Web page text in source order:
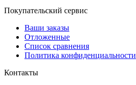
Покупательский сервис
Ваши заказы
Отложенные
Список сравнения
Политика конфиденциальности
Контакты